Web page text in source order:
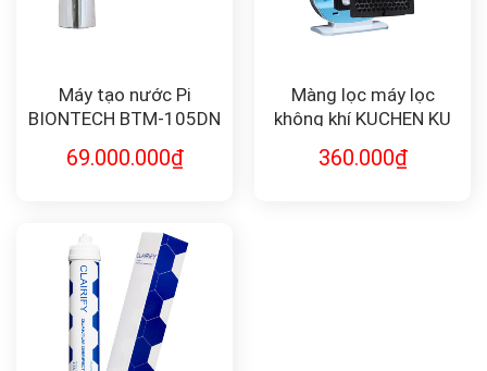
Máy tạo nước Pi
BIONTECH BTM-105DN
69.000.000₫
Màng lọc máy lọc
không khí KUCHEN KU
360.000₫